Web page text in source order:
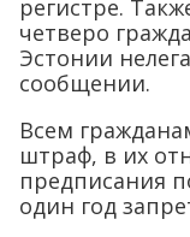
регистре.
четверо
Эстонии
сообщении.
Всем
штраф, в их
предписания
один год